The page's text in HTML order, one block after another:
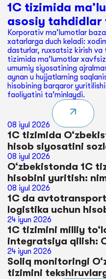
1C tizimida
asosiy tahdidlar
Korporativ ma’lumotlar
xatarlarga duch keladi:
dasturlar, ruxsatsiz kirish va
tizimida ma’lumotlar
umumiy siyosatining
aynan u hujjatlarning
hisobining barqaror
faoliyatini ta’minlaydi.
08 iyul 2026
1C tizimida
hisob siyosatini
08 iyul 2026
O‘zbekistonda 1C
hisobini yuritish:
avtomatlashtirish
08 iyul 2026
1C da
logistika uchun
24 iyun 2026
1C tizimini milliy
integratsiya qilish:
24 iyun 2026
Soliq monitoringi
tizimini